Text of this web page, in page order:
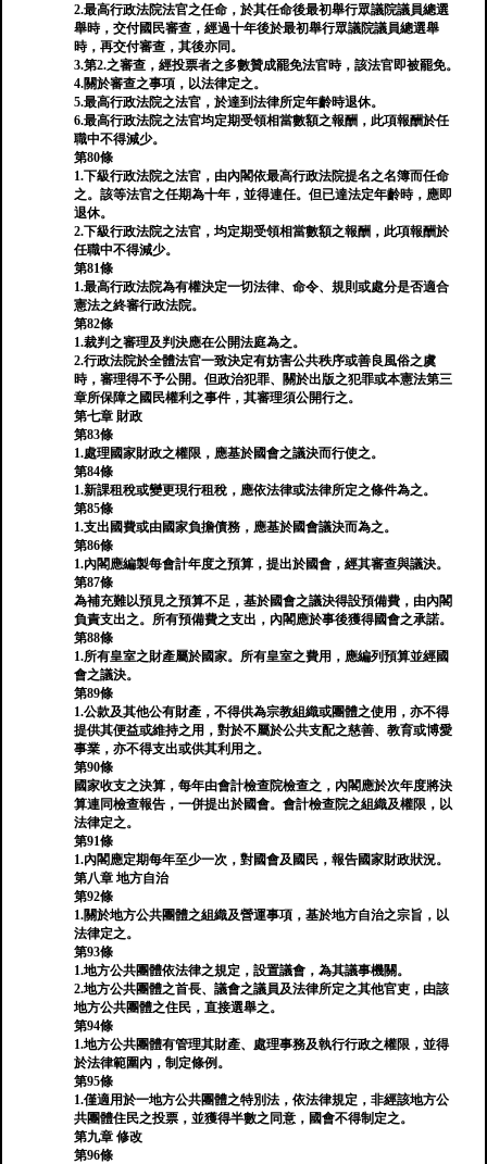
2.最高行政法院法官之任命，於其任命後最初舉行眾議院議員總選
舉時，交付國民審查，經過十年後於最初舉行眾議院議員總選舉
時，再交付審查，其後亦同。
3.第2.之審查，經投票者之多數贊成罷免法官時，該法官即被罷免。
4.關於審查之事項，以法律定之。
5.最高行政法院之法官，於達到法律所定年齡時退休。
6.最高行政法院之法官均定期受領相當數額之報酬，此項報酬於任
職中不得減少。
第80條
1.下級行政法院之法官，由內閣依最高行政法院提名之名簿而任命
之。該等法官之任期為十年，並得連任。但已達法定年齡時，應即
退休。
2.下級行政法院之法官，均定期受領相當數額之報酬，此項報酬於
任職中不得減少。
第81條
1.最高行政法院為有權決定一切法律、命令、規則或處分是否適合
憲法之終審行政法院。
第82條
1.裁判之審理及判決應在公開法庭為之。
2.行政法院於全體法官一致決定有妨害公共秩序或善良風俗之虞
時，審理得不予公開。但政治犯罪、關於出版之犯罪或本憲法第三
章所保障之國民權利之事件，其審理須公開行之。
第七章 財政
第83條
1.處理國家財政之權限，應基於國會之議決而行使之。
第84條
1.新課租稅或變更現行租稅，應依法律或法律所定之條件為之。
第85條
1.支出國費或由國家負擔債務，應基於國會議決而為之。
第86條
1.內閣應編製每會計年度之預算，提出於國會，經其審查與議決。
第87條
為補充難以預見之預算不足，基於國會之議決得設預備費，由內閣
負責支出之。所有預備費之支出，內閣應於事後獲得國會之承諾。
第88條
1.所有皇室之財產屬於國家。所有皇室之費用，應編列預算並經國
會之議決。
第89條
1.公款及其他公有財產，不得供為宗教組織或團體之使用，亦不得
提供其便益或維持之用，對於不屬於公共支配之慈善、教育或博愛
事業，亦不得支出或供其利用之。
第90條
國家收支之決算，每年由會計檢查院檢查之，內閣應於次年度將決
算連同檢查報告，一併提出於國會。會計檢查院之組織及權限，以
法律定之。
第91條
1.內閣應定期每年至少一次，對國會及國民，報告國家財政狀況。
第八章 地方自治
第92條
1.關於地方公共團體之組織及營運事項，基於地方自治之宗旨，以
法律定之。
第93條
1.地方公共團體依法律之規定，設置議會，為其議事機關。
2.地方公共團體之首長、議會之議員及法律所定之其他官吏，由該
地方公共團體之住民，直接選舉之。
第94條
1.地方公共團體有管理其財產、處理事務及執行行政之權限，並得
於法律範圍內，制定條例。
第95條
1.僅適用於一地方公共團體之特別法，依法律規定，非經該地方公
共團體住民之投票，並獲得半數之同意，國會不得制定之。
第九章 修改
第96條